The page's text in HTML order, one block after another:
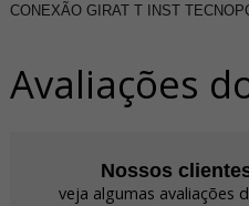
CONEXÃO GIRAT T INST
Avaliações
Nossos
veja algumas avaliações